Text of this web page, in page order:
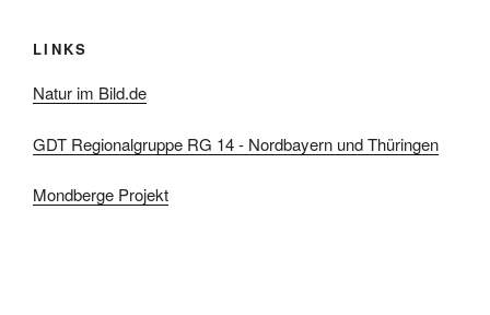
LINKS
Natur im Bild.de
GDT Regionalgruppe RG 14 - Nordbayern und Thüringen
Mondberge Projekt